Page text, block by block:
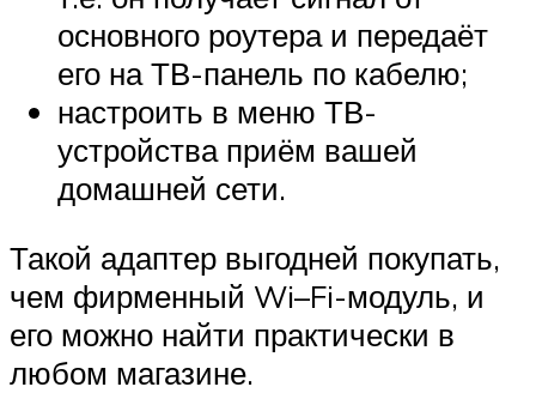
основного роутера и передаёт
его на ТВ-панель по кабелю;
настроить в меню ТВ-
устройства приём вашей
домашней сети.
Такой адаптер выгодней покупать,
чем фирменный Wi–Fi-модуль, и
его можно найти практически в
любом магазине.